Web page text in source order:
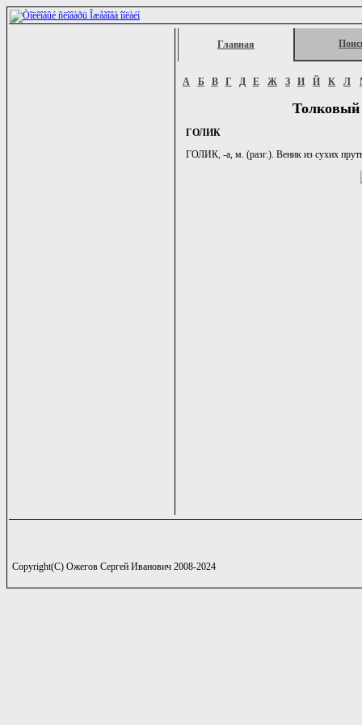
Главная
А Б В Г Д Е Ж З И Й К Л
Толковый
ГОЛИК
ГОЛИК, -а, м. (разг.). Веник из сухих
Copyright(C) Ожегов Сергей Иванович 2008-2024